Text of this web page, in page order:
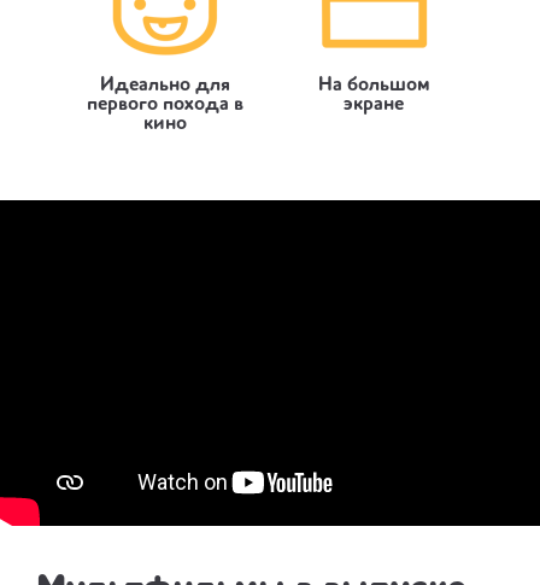
Идеально для
первого похода в
кино
На большом
экране